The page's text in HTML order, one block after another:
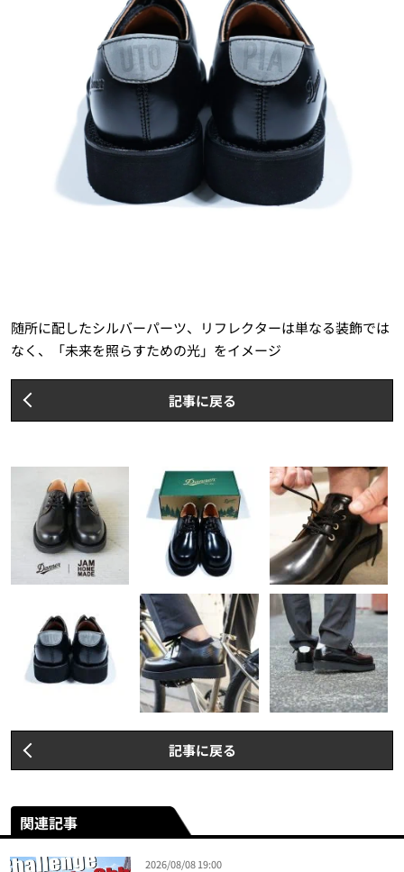
随所に配したシルバーパーツ、リフレクターは単なる装飾では
なく、「未来を照らすための光」をイメージ
記事に戻る
記事に戻る
関連記事
2026/08/08 19:00